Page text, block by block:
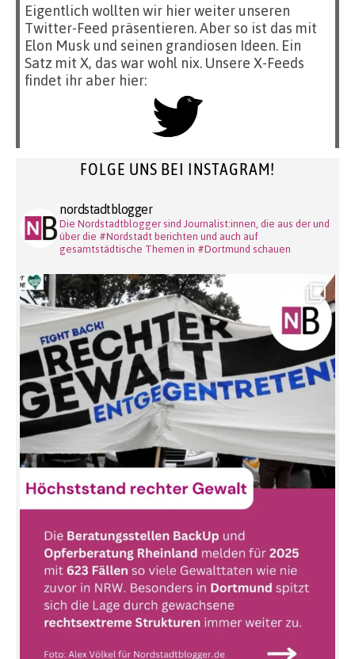
Eigentlich wollten wir hier weiter unseren
Twitter-Feed präsentieren. Aber so ist das mit
Elon Musk und seinen grandiosen Ideen. Ein
Satz mit X, das war wohl nix. Unsere X-Feeds
findet ihr aber hier:
FOLGE UNS BEI INSTAGRAM!
nordstadtblogger
Die Nordstadtblogger sind Journalist:innen, die aus der und
über die #Nordstadt berichten und auch auf
gesamtstädtische Themen in #Dortmund schauen